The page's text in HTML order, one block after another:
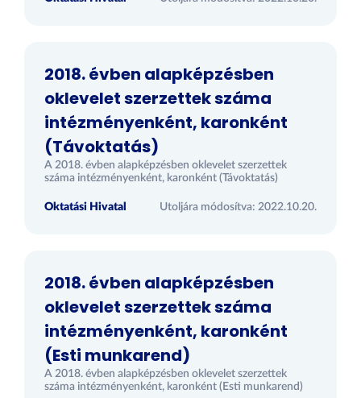
2018. évben alapképzésben
oklevelet szerzettek száma
intézményenként, karonként
(Távoktatás)
A 2018. évben alapképzésben oklevelet szerzettek
száma intézményenként, karonként (Távoktatás)
Oktatási Hivatal Utoljára módosítva: 2022.10.20.
2018. évben alapképzésben
oklevelet szerzettek száma
intézményenként, karonként
(Esti munkarend)
A 2018. évben alapképzésben oklevelet szerzettek
száma intézményenként, karonként (Esti munkarend)